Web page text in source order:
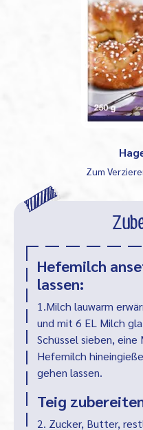
Zum
Hefemilch
lassen:
1.Milch lauwarm
und mit 6 EL Milch
Schüssel sieben, eine
Hefemilch
gehen lassen.
Teig
2. Zucker, Butter,